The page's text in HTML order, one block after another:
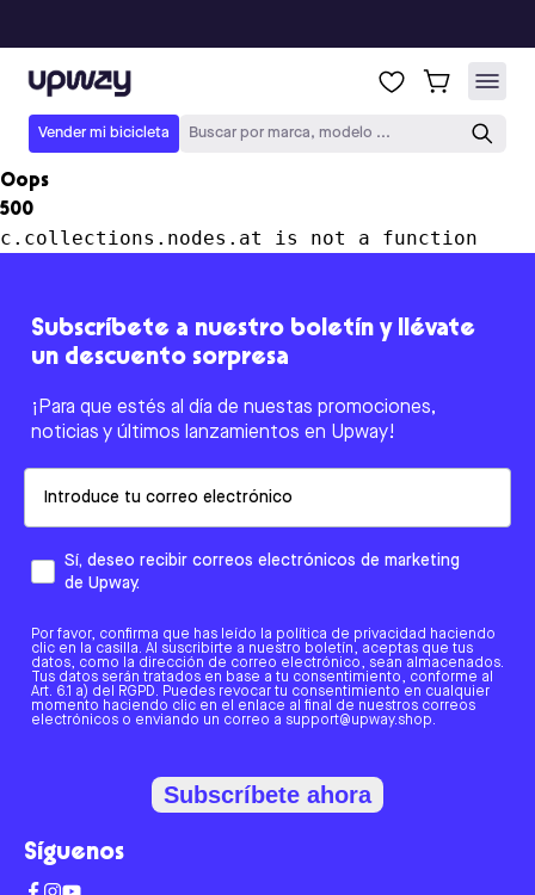
Upway
Vender mi bicicleta Buscar por marca, modelo ...
Oops
500
c.collections.nodes.at is not a function
Subscríbete a nuestro boletín y llévate
un descuento sorpresa
¡Para que estés al día de nuestas promociones,
noticias y últimos lanzamientos en Upway!
Sí, deseo recibir correos electrónicos de marketing
de Upway.
Por favor, confirma que has leído la política de privacidad haciendo
clic en la casilla. Al suscribirte a nuestro boletín, aceptas que tus
datos, como la dirección de correo electrónico, sean almacenados.
Tus datos serán tratados en base a tu consentimiento, conforme al
Art. 6.1 a) del RGPD. Puedes revocar tu consentimiento en cualquier
momento haciendo clic en el enlace al final de nuestros correos
electrónicos o enviando un correo a support@upway.shop.
Subscríbete ahora
Síguenos